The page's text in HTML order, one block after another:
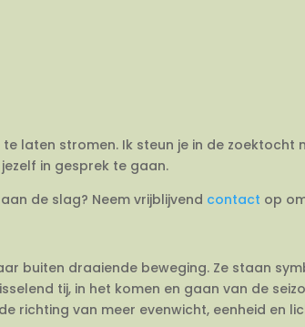
laten stromen. Ik steun je in de zoektocht
in gesprek te gaan.
de slag? Neem vrijblijvend contact op
buiten draaiende beweging. Ze staan
tij, in het komen en gaan van de
richting van meer evenwicht, eenheid en